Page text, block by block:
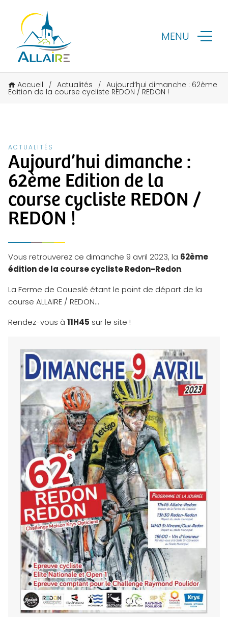
MENU
Accueil / Actualités / Aujourd’hui dimanche : 62ème
Edition de la course cycliste REDON / REDON !
ACTUALITÉS
Aujourd’hui dimanche :
62ème Edition de la
course cycliste REDON /
REDON !
Vous retrouverez ce dimanche 9 avril 2023, la 62ème
édition de la course cycliste Redon-Redon.
La Ferme de Coueslé étant le point de départ de la
course ALLAIRE / REDON…
Rendez-vous à 11H45 sur le site !